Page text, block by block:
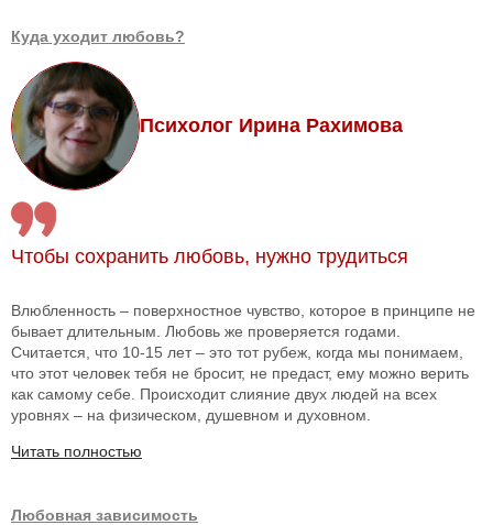
Куда уходит любовь?
Психолог Ирина Рахимова
Чтобы сохранить любовь, нужно трудиться
Влюбленность – поверхностное чувство, которое в принципе не
бывает длительным. Любовь же проверяется годами.
Считается, что 10-15 лет – это тот рубеж, когда мы понимаем,
что этот человек тебя не бросит, не предаст, ему можно верить
как самому себе. Происходит слияние двух людей на всех
уровнях – на физическом, душевном и духовном.
Читать полностью
Любовная зависимость